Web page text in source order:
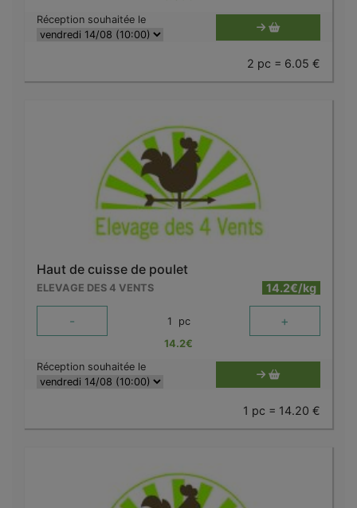
Réception souhaitée le
2 pc = 6.05 €
Haut de cuisse de poulet
ELEVAGE DES 4 VENTS 14.2€/kg
- 1 pc +
14.2€
Réception souhaitée le
1 pc = 14.20 €